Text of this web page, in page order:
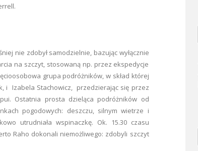
nie zdobył samodzielnie, bazując wyłącznie
na szczyt, stosowaną np. przez ekspedycje
grupa podróżników, w skład której
i Izabela Stachowicz, przedzierając się przez
Ostatnia prosta dzieląca podróżników od
pogodowych: deszczu, silnym wietrze i
utrudniała wspinaczkę. Ok. 15.30 czasu
Raho dokonali niemożliwego: zdobyli szczyt